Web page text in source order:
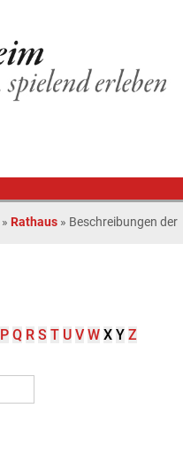
» Rathaus » Beschreibungen der
P Q R S T U V W X Y Z